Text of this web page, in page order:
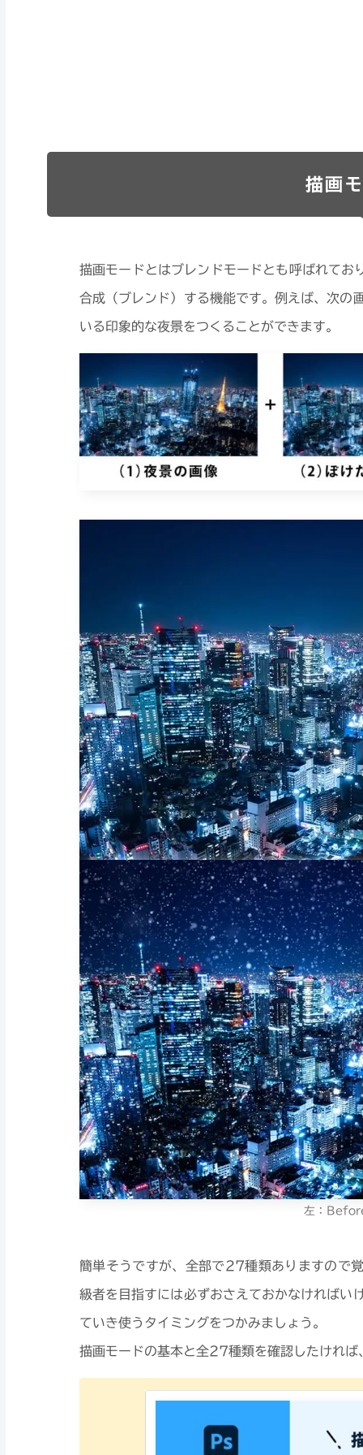
描画
描画モードとはブレンドモードとも呼ばれて
合成（ブレンド）する機能です。例えば、次の
いる印象的な夜景をつくることができます。
左：
簡単そうですが、全部で27種類ありますので
級者を目指すには必ずおさえておかなければい
ていき使うタイミングをつかみましょう。
描画モードの基本と全27種類を確認したければ